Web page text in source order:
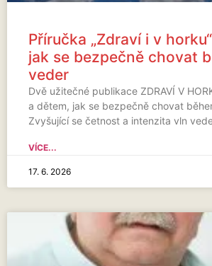
Příručka „Zdraví i v
jak se bezpečně chovat
veder
Dvě užitečné publikace ZDRAVÍ V
a dětem, jak se bezpečně chovat
Zvyšující se četnost a intenzita vln
VÍCE...
17. 6. 2026